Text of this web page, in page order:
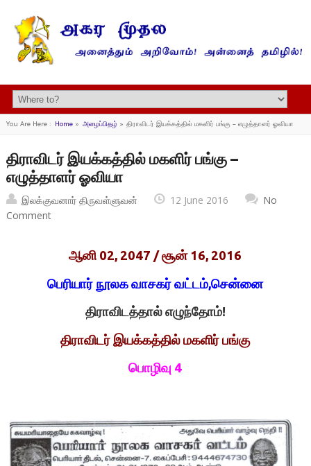
You Are Here : Home» அழைப்பிதழ் » திராவிடர் இயக்கத்தில் மகளிர் பங்கு – எழுத்தாளர் ஓவியா
திராவிடர் இயக்கத்தில் மகளிர் பங்கு –
எழுத்தாளர் ஓவியா
இலக்குவனார் திருவள்ளுவன் 12 June 2016
No
Comment
ஆனி 02, 2047 / சூன் 16, 2016
பெரியார் நூலக வாசகர் வட்டம்,சென்னை
திராவிடத்தால் எழுந்தோம்!
திராவிடர் இயக்கத்தில் மகளிர் பங்கு
பொழிவு 4